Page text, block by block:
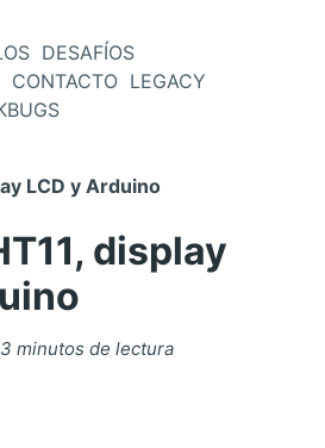
LATERAL
DESAFÍOS
CONTACTO LEGACY
LCD y Arduino
display
3 minutos de lectura